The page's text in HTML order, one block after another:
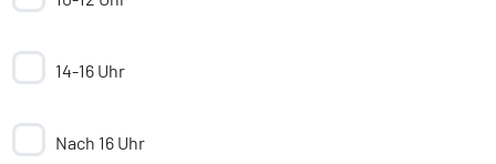
14-16 Uhr
Nach 16 Uhr